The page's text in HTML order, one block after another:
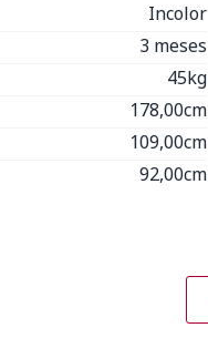
Incolor
3 meses
45kg
178,00cm
109,00cm
92,00cm